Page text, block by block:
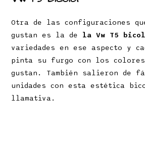
Otra de las configuraciones
gustan es la de la Vw T5
variedades en ese aspecto y
pinta su furgo con los colores
gustan. También salieron de
unidades con esta estética
llamativa.